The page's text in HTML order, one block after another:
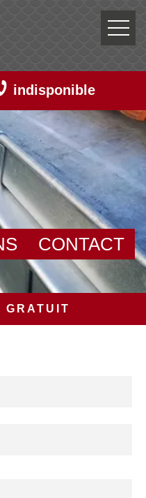
indisponible
CONTACT
GRATUIT